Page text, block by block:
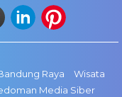
Raya
Wisata
Media Siber